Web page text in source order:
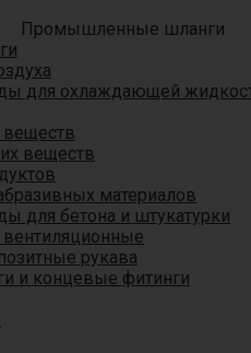
Промышленные шланги
для охлаждающей
веществ
материалов
для бетона и штукатурки
рукава
и концевые фитинги